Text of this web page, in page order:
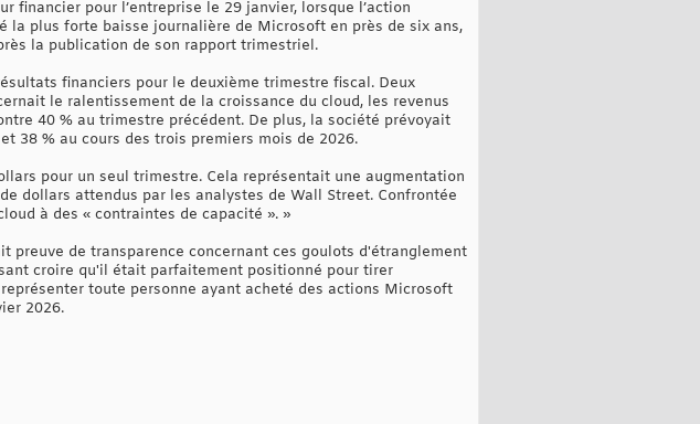
financier pour l’entreprise le 29 janvier, lorsque l’action
la plus forte baisse journalière de Microsoft en près de six ans,
la publication de son rapport trimestriel.
financiers pour le deuxième trimestre fiscal. Deux
le ralentissement de la croissance du cloud, les revenus
40 % au trimestre précédent. De plus, la société prévoyait
38 % au cours des trois premiers mois de 2026.
pour un seul trimestre. Cela représentait une augmentation
dollars attendus par les analystes de Wall Street. Confrontée
à des « contraintes de capacité ». »
de transparence concernant ces goulots d'étranglement
croire qu'il était parfaitement positionné pour tirer
toute personne ayant acheté des actions Microsoft
2026.